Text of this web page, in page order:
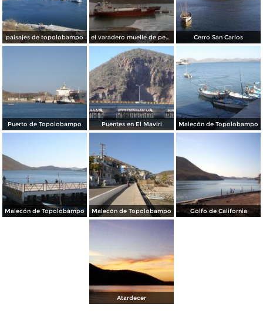
paisajes de topolobampo el varadero muelle de pemex Cerro San Carlos
Puerto de Topolobampo Puentes en El Maviri Malecón de Topolobampo
Malecón de Topolobampo Malecón de Topolobampo Golfo de California
Atardecer